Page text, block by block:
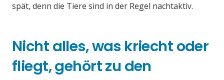
spät, denn die Tiere sind in der Regel nachtaktiv.
Nicht alles, was kriecht oder
fliegt, gehört zu den